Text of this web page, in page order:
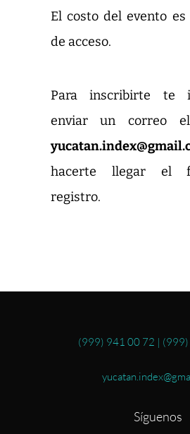
El costo del evento es
de acceso.
Para inscribirte te
enviar un correo
hacerte llegar el
registro.
(999) 941 00 72 |
Síguenos